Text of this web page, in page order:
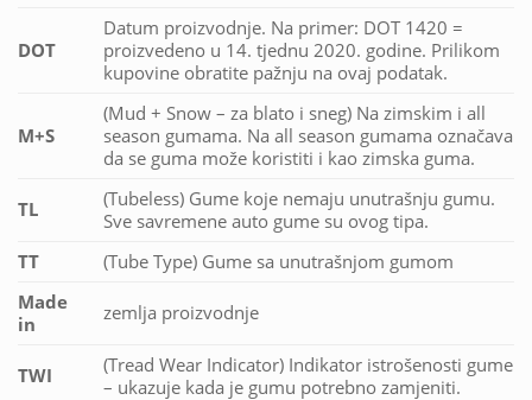
DOT
Datum proizvodnje. Na primer: DOT 1420 =
proizvedeno u 14. tjednu 2020. godine. Prilikom
kupovine obratite pažnju na ovaj podatak.
M+S
(Mud + Snow – za blato i sneg) Na zimskim i all
season gumama. Na all season gumama označava
da se guma može koristiti i kao zimska guma.
TL
(Tubeless) Gume koje nemaju unutrašnju gumu.
Sve savremene auto gume su ovog tipa.
TT
(Tube Type) Gume sa unutrašnjom gumom
Made
in
zemlja proizvodnje
TWI
(Tread Wear Indicator) Indikator istrošenosti gume
– ukazuje kada je gumu potrebno zamjeniti.